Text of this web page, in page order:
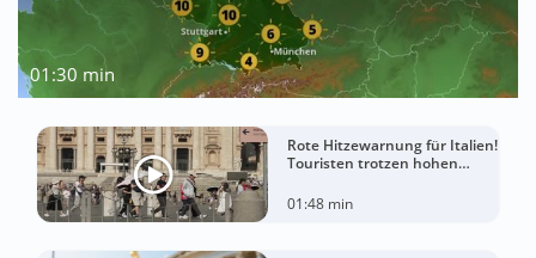
01:30 min
Rote Hitzewarnung für Italien!
Touristen trotzen hohen
01:48 min